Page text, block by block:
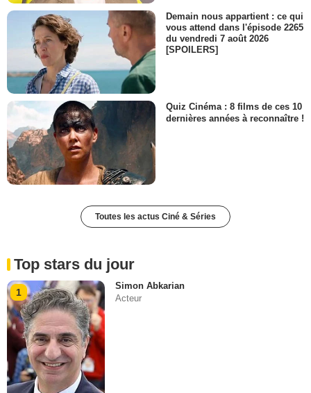
Demain nous appartient : ce qui
vous attend dans l'épisode 2265
du vendredi 7 août 2026
[SPOILERS]
Quiz Cinéma : 8 films de ces 10
dernières années à reconnaître !
Toutes les actus Ciné & Séries
Top stars du jour
1
Simon Abkarian
Acteur